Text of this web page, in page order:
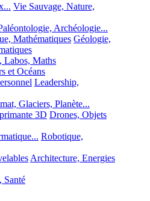
Vie Sauvage, Nature,
Archéologie...
Mathématiques Géologie,
Labos, Maths
et Océans
Leadership,
Glaciers, Planète...
3D Drones, Objets
Robotique,
Architecture, Energies
Santé